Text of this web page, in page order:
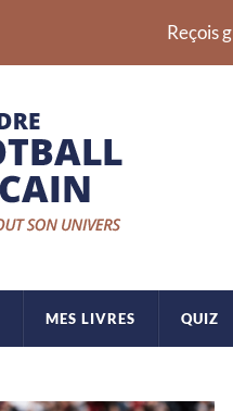
Reçois
MES LIVRES QUIZ